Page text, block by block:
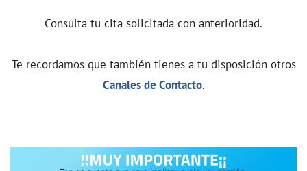
Consulta tu cita solicitada con anterioridad.
Te recordamos que también tienes a tu disposición otros
Canales de Contacto.